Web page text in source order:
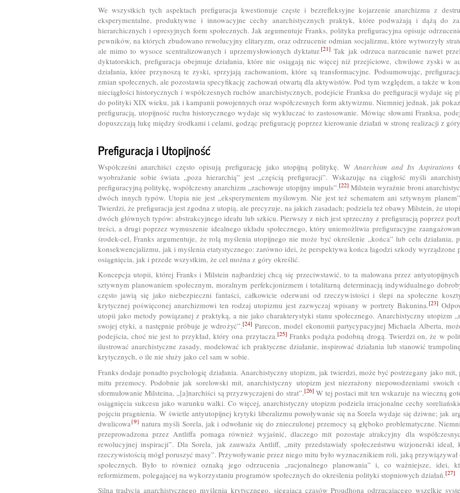
We wszystkich tych aspektach prefiguracja kwestionuje częste i bezrefleksyjne kojarzenie anarchizmu z
eksperymentalne, produktywne i innowacyjne cechy anarchistycznych praktyk, które podważają i dążą do
hierarchicznych i opresyjnych form społecznych. Jak argumentuje Franks, polityka prefiguracyjna opisuje
pewników, na których zbudowano rewolucyjny elitaryzm, oraz odrzucenie odmian socjalizmu, które wytworzyły
ale mimo to wysoce scentralizowanych i uprzemysłowionych dyktatur.[21] Tak jak odrzuca narzucanie nawet
dyktatorskich, prefiguracja obejmuje działania, które nie osiągają nic więcej niż przejściowe, chwilowe zyski w
działania, które przynoszą te zyski, sprzyjają zachowaniom, które są transformacyjne. Podsumowując,
zmian społecznych, ale pozostawia specyfikację zachowań otwartą dla aktywistów. Pod tym względem, a także w
nieciągłości historycznych i współczesnych ruchów anarchistycznych, podejście Franksa do prefiguracji wydaje się
do polityki XIX wieku, jak i kampanii powojennych oraz współczesnych form aktywizmu. Niemniej jednak, jak
prefiguracją, utopijność ruchu historycznego wydaje się wykluczać to zastosowanie. Mówiąc słowami Franksa,
dopuszczają lukę między środkami i celami, godząc prefigurację poprzez kierowanie działań w stronę realizacji z
Prefiguracja i Utopijność
Współcześni anarchiści często opisują prefigurację jako utopijną politykę. WAnarchism and Its Aspirations
wyobrażanie sobie świata „poza hierarchią” jest „częścią prefiguracji”. Wskazując na ciągłość myśli
prefiguracyjną politykę, współczesny anarchizm „zachowuje utopijny impuls”.[22] Milstein wyraźnie broni
dwóch innych typów. Utopia nie jest „eksperymentem myślowym. Nie jest też schematem ani sztywnym
Twierdzi, że prefiguracja jest zgodna z utopią, ale precyzuje, na jakich zasadach; podziela też obawy Milstein, że
dwóch głównych typów: abstrakcyjnego ideału lub szkicu. Pierwszy z nich jest sprzeczny z prefiguracją poprzez
treści, a drugi poprzez wymuszenie idealnego układu społecznego, który uniemożliwia prefiguracyjne
środek-cel, Franks argumentuje, że rolą myślenia utopijnego nie może być określenie „końca” lub celu działania,
konsekwencjalizmu, jak i myślenia etatystycznego: zarówno idei, że perspektywa końca łagodzi szkody wyrządzone
osiągnięcia, jak i przede wszystkim, że cel można z góry określić.
Koncepcja utopii, której Franks i Milstein najbardziej chcą się przeciwstawić, to ta malowana przez
sztywnym planowaniem społecznym, moralnym perfekcjonizmem i totalitarną determinacją indywidualnego
często jawią się jako niebezpieczni fantaści, całkowicie oderwani od rzeczywistości i ślepi na społeczne
krytycznej poświęconej anarchizmowi ten rodzaj utopizmu jest zazwyczaj wpisany w portrety Bakunina.[23]
utopii jako metody powiązanej z praktyką, a nie jako charakterystyki stanu społecznego. Anarchistyczny utopizm
swojej etyki, a następnie próbuje je wdrożyć”.[24] Parecon, model ekonomii partycypacyjnej Michaela Alberta,
podejścia, choć nie jest to przykład, który ona przytacza.[25] Franks podąża podobną drogą. Twierdzi on, że w
ilustrować anarchistyczne zasady, modelować ich praktyczne działanie, inspirować działania lub stanowić
krytycznych, o ile nie służy jako cel sam w sobie.
Franks dodaje ponadto psychologię działania. Anarchistyczny utopizm, jak twierdzi, może być postrzegany jako
mitu przemocy. Podobnie jak sorelowski mit, anarchistyczny utopizm jest niezrażony niepowodzeniami swoich
sformułowanie Milsteina, „[a]narchiści są przyzwyczajeni do strat”.[26] W tej postaci mit ten wskazuje na wieczną
osiągnięcia sukcesu jako warunku walki. Co więcej, anarchistyczny utopizm podziela irracjonalne cechy
pojęciu pragnienia. W świetle antyutopijnej krytyki liberalizmu powoływanie się na Sorela wydaje się dziwne; jak
dwulicowa{9} natura myśli Sorela, jak i odwołanie się do znieczulonej przemocy są głęboko problematyczne.
przeprowadzona przez Antliffa pomaga również wyjaśnić, dlaczego mit pozostaje atrakcyjny dla
rewolucyjnej inspiracji”. Dla Sorela, jak zauważa Antliff, „mity przedstawiały społeczeństwu wizjonerski
rzeczywistością mógł poruszyć masy”. Przywoływanie przez niego mitu było wyznacznikiem roli, jaką
społecznych. Było to również oznaką jego odrzucenia „racjonalnego planowania” i, co ważniejsze, idei,
reformizmem, polegającej na wykorzystaniu programów społecznych do określenia polityki stopniowych działań.[27]
Silna tradycja anarchistycznego myślenia krytycznego, sięgająca czasów Proudhona odrzucającego wszelkie